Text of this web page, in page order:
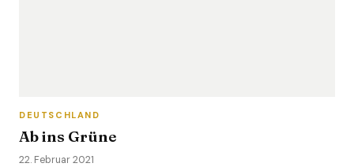
DEUTSCHLAND
Ab ins Grüne
22. Februar 2021